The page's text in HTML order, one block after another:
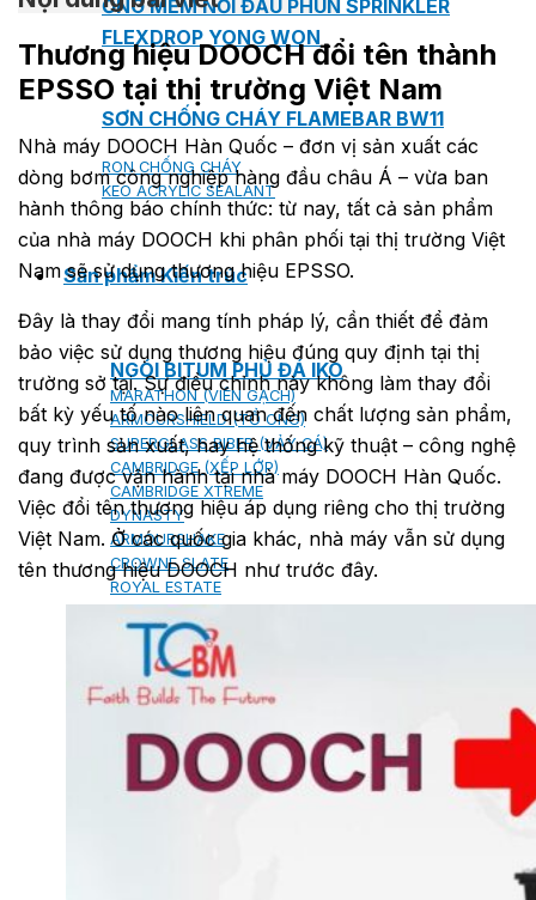
ỐNG MỀM NỐI ĐẦU PHUN SPRINKLER
FLEXDROP YONG WON
SƠN CHỐNG CHÁY FLAMEBAR BW11
RON CHỐNG CHÁY
KEO ACRYLIC SEALANT
Sản phẩm Kiến trúc
NGÓI BITUM PHỦ ĐÁ IKO
MARATHON (VIÊN GẠCH)
ARMOURSHIELD (TỔ ONG)
SUPERGLASS BIBER (VẢY CÁ)
CAMBRIDGE (XẾP LỚP)
CAMBRIDGE XTREME
DYNASTY
ARMOURSHAKE
CROWNE SLATE
ROYAL ESTATE
ROOF FAST CAP
PHỤ KIỆN
NGÓI THÉP PHỦ ĐÁ DECRA AHI
CLASSIC
Thương hiệu DOOCH đổi tên thành
EPSSO tại thị trường Việt Nam
Nhà máy DOOCH Hàn Quốc – đơn vị sản xuất các
dòng bơm công nghiệp hàng đầu châu Á – vừa ban
hành thông báo chính thức: từ nay, tất cả sản phẩm
của nhà máy DOOCH khi phân phối tại thị trường Việt
Nam sẽ sử dụng thương hiệu EPSSO.
Đây là thay đổi mang tính pháp lý, cần thiết để đảm
bảo việc sử dụng thương hiệu đúng quy định tại thị
trường sở tại. Sự điều chỉnh này không làm thay đổi
bất kỳ yếu tố nào liên quan đến chất lượng sản phẩm,
quy trình sản xuất, hay hệ thống kỹ thuật – công nghệ
đang được vận hành tại nhà máy DOOCH Hàn Quốc.
Việc đổi tên thương hiệu áp dụng riêng cho thị trường
Việt Nam. Ở các quốc gia khác, nhà máy vẫn sử dụng
tên thương hiệu DOOCH như trước đây.